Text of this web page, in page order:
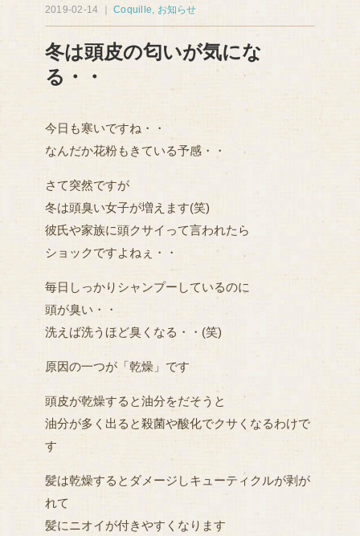
2019-02-14 ｜Coquille お知らせ
冬は頭皮の匂いが気にな
る・・
今日も寒いですね・・
なんだか花粉もきている予感・・
さて突然ですが
冬は頭臭い女子が増えます(笑)
彼氏や家族に頭クサイって言われたら
ショックですよねぇ・・
毎日しっかりシャンプーしているのに
頭が臭い・・
洗えば洗うほど臭くなる・・(笑)
原因の一つが「乾燥」です
頭皮が乾燥すると油分をだそうと
油分が多く出ると殺菌や酸化でクサくなるわけで
す
髪は乾燥するとダメージしキューティクルが剥が
れて
髪にニオイが付きやすくなります